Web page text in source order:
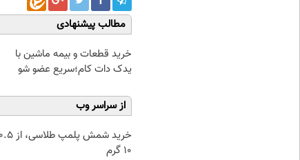
مطالب پیشنهادی
خرید قطعات و بیمه ماشین با
یدک دات کام؛سریع عضو شو
از سراسر وب
۱۰ گرم